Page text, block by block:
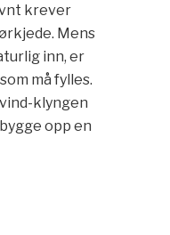
krever
Mens
inn, er
må fylles.
klyngen
opp en